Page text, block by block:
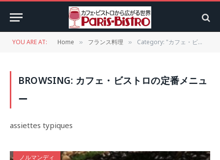
YOU ARE AT: Home » フランス料理 » Category: "カフェ・ビストロの定番メニュー" (Page 4)
BROWSING: カフェ・ビストロの定番メニュ
ー
assiettes typiques
ノルマンディ